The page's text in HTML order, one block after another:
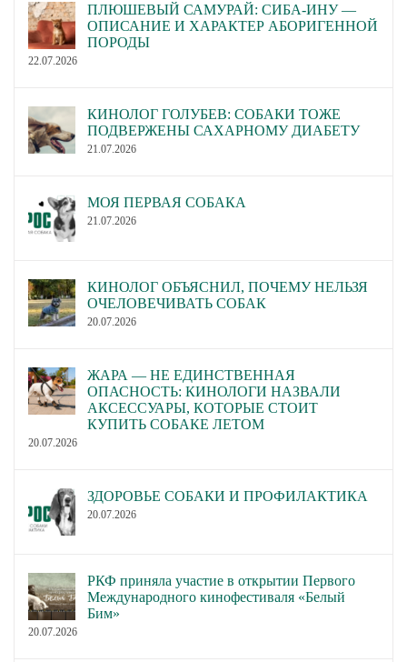
ПЛЮШЕВЫЙ САМУРАЙ: СИБА-ИНУ —
ОПИСАНИЕ И ХАРАКТЕР АБОРИГЕННОЙ
ПОРОДЫ
22.07.2026
КИНОЛОГ ГОЛУБЕВ: СОБАКИ ТОЖЕ
ПОДВЕРЖЕНЫ САХАРНОМУ ДИАБЕТУ
21.07.2026
МОЯ ПЕРВАЯ СОБАКА
21.07.2026
КИНОЛОГ ОБЪЯСНИЛ, ПОЧЕМУ НЕЛЬЗЯ
ОЧЕЛОВЕЧИВАТЬ СОБАК
20.07.2026
ЖАРА — НЕ ЕДИНСТВЕННАЯ
ОПАСНОСТЬ: КИНОЛОГИ НАЗВАЛИ
АКСЕССУАРЫ, КОТОРЫЕ СТОИТ
КУПИТЬ СОБАКЕ ЛЕТОМ
20.07.2026
ЗДОРОВЬЕ СОБАКИ И ПРОФИЛАКТИКА
20.07.2026
РКФ приняла участие в открытии Первого
Международного кинофестиваля «Белый
Бим»
20.07.2026